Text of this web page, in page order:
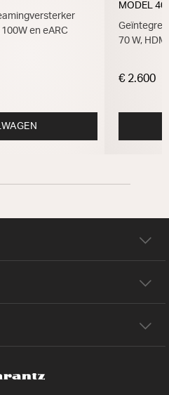
en eARC
MODEL
70 W,
€ 2.600